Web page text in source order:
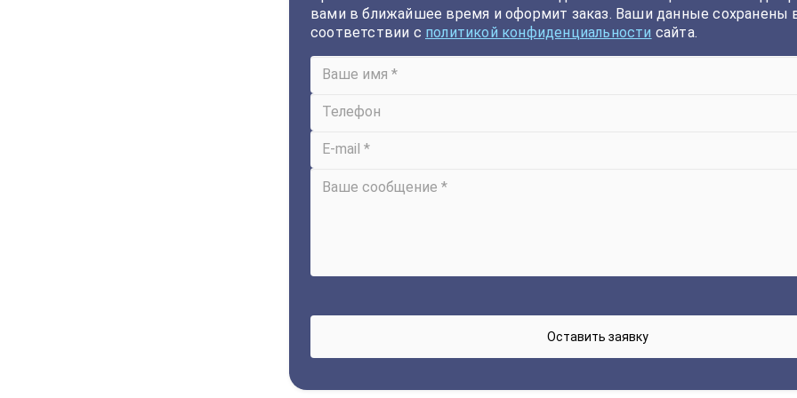
вами в ближайшее время и оформит заказ. Ваши данные сохранены
соответствии с политикой конфиденциальности сайта.